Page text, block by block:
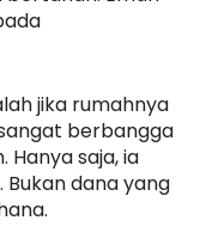
jika rumahnya
berbangga
Hanya saja, ia
dana yang